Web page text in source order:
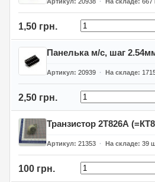
1,50 грн.
Панелька м/с, шаг
Артикул 20939 На складе
2,50 грн.
Транзистор 2Т826А
Артикул 21353 На складе 39
100 грн.